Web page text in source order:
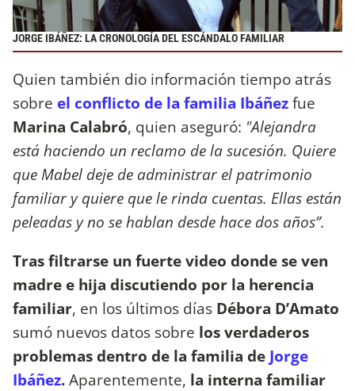
JORGE IBÁÑEZ: LA CRONOLOGÍA DEL ESCÁNDALO FAMILIAR
Quien también dio información tiempo atrás
sobre el conflicto de la familia Ibáñezfue
Marina Calabró, quien aseguró: "Alejandra
está haciendo un reclamo de la sucesión. Quiere
que Mabel deje de administrar el patrimonio
familiar y quiere que le rinda cuentas. Ellas están
peleadas y no se hablan desde hace dos años”.
Tras filtrarse un fuerte video donde se ven
madre e hija discutiendo por la herencia
familiar, en los últimos días Débora D’Amato
sumó nuevos datos sobre los verdaderos
problemas dentro de la familia de Jorge
Ibáñez.Aparentemente, la interna familiar